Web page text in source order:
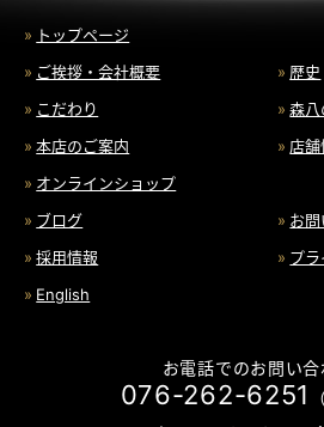
トップページ
ご挨拶・会社概要
歴史
こだわり
森
本店のご案内
店舗
オンラインショップ
ブログ
お
採用情報
プ
English
お電話でのお問い合
076-262-6251